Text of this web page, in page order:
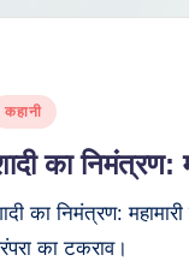
कहानी
का निमंत्रण:
का निमंत्रण:
का टकराव।